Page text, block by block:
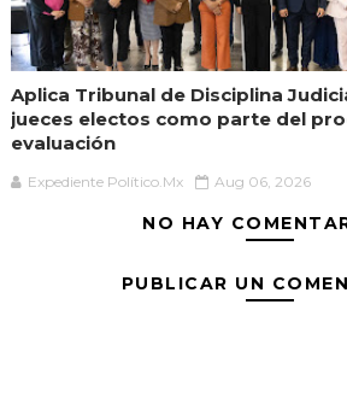
Aplica Tribunal de Disciplina
jueces electos como parte del
evaluación
Expediente Político.Mx Aug 06, 2026
NO HAY
PUBLICAR UN